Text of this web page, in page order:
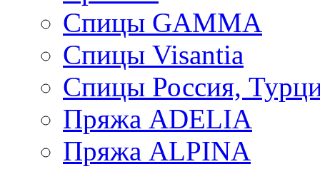
Спицы GAMMA
Спицы Visantia
Спицы Россия,
Пряжа ADELIA
Пряжа ALPINA